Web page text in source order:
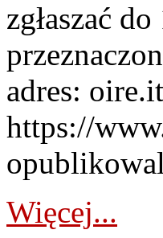
zgłaszać
adres:
https://
Więcej...